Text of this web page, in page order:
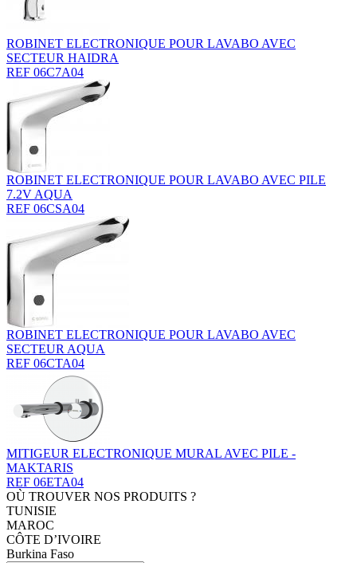
ROBINET ELECTRONIQUE POUR LAVABO AVEC
SECTEUR HAIDRA
REF 06C7A04
ROBINET ELECTRONIQUE POUR LAVABO AVEC PILE
7.2V AQUA
REF 06CSA04
ROBINET ELECTRONIQUE POUR LAVABO AVEC
SECTEUR AQUA
REF 06CTA04
MITIGEUR ELECTRONIQUE MURAL AVEC PILE -
MAKTARIS
REF 06ETA04
OÙ TROUVER NOS PRODUITS ?
TUNISIE
MAROC
CÔTE D’IVOIRE
Burkina Faso